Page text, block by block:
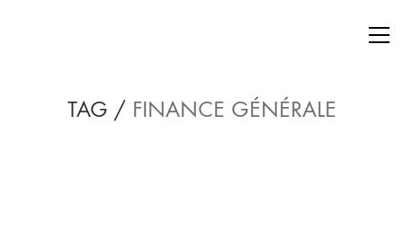
TAG / FINANCE GÉNÉRALE